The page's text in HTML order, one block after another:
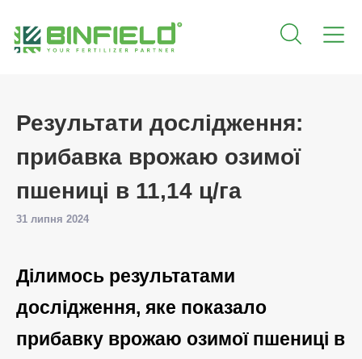
Результати дослідження:
прибавка врожаю озимої
пшениці в 11,14 ц/га
31 липня 2024
Ділимось результатами
дослідження, яке показало
прибавку врожаю озимої пшениці в